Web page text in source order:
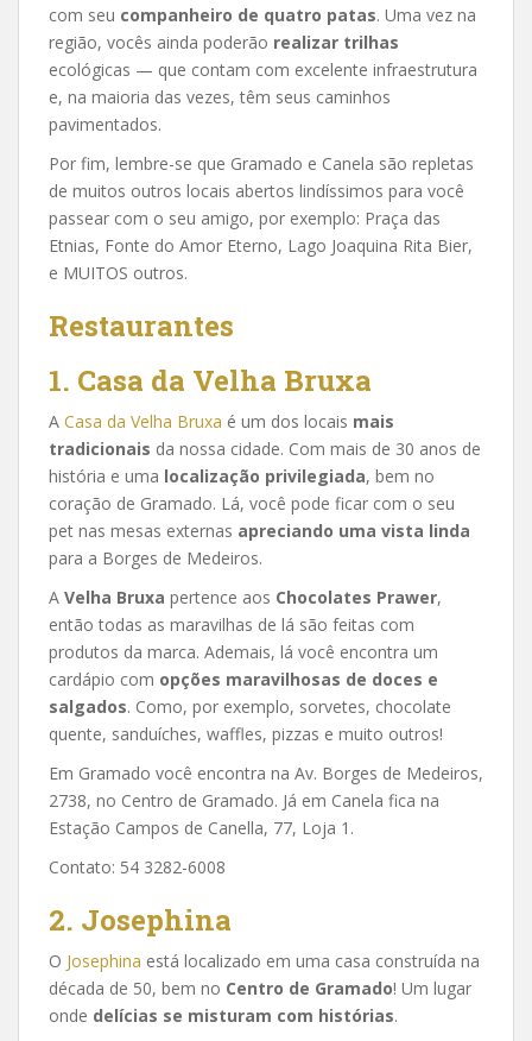
com seu companheiro de quatro patas. Uma vez na
região, vocês ainda poderão realizar trilhas
ecológicas — que contam com excelente infraestrutura
e, na maioria das vezes, têm seus caminhos
pavimentados.
Por fim, lembre-se que Gramado e Canela são repletas
de muitos outros locais abertos lindíssimos para você
passear com o seu amigo, por exemplo: Praça das
Etnias, Fonte do Amor Eterno, Lago Joaquina Rita Bier,
e MUITOS outros.
Restaurantes
1. Casa da Velha Bruxa
A Casa da Velha Bruxa é um dos locais mais
tradicionais da nossa cidade. Com mais de 30 anos de
história e uma localização privilegiada, bem no
coração de Gramado. Lá, você pode ficar com o seu
pet nas mesas externas apreciando uma vista linda
para a Borges de Medeiros.
A Velha Bruxa pertence aos Chocolates Prawer,
então todas as maravilhas de lá são feitas com
produtos da marca. Ademais, lá você encontra um
cardápio com opções maravilhosas de doces e
salgados. Como, por exemplo, sorvetes, chocolate
quente, sanduíches, waffles, pizzas e muito outros!
Em Gramado você encontra na Av. Borges de Medeiros,
2738, no Centro de Gramado. Já em Canela fica na
Estação Campos de Canella, 77, Loja 1.
Contato: 54 3282-6008
2. Josephina
O Josephina está localizado em uma casa construída na
década de 50, bem no Centro de Gramado! Um lugar
onde delícias se misturam com histórias.